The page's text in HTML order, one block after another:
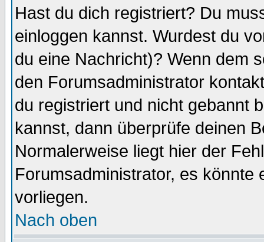
Hast du dich registriert? Du
einloggen kannst. Wurdest du
du eine Nachricht)? Wenn dem
den Forumsadministrator
du registriert und nicht gebannt
kannst, dann überprüfe deinen
Normalerweise liegt hier der
Forumsadministrator, es könnte
vorliegen.
Nach oben